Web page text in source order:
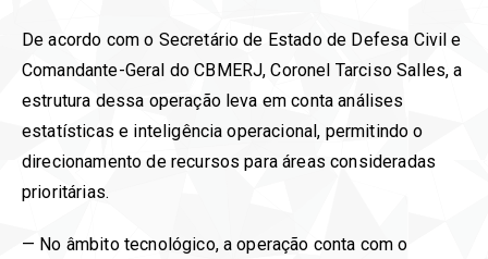
De acordo com o Secretário de Estado de Defesa Civil e
Comandante-Geral do CBMERJ, Coronel Tarciso Salles, a
estrutura dessa operação leva em conta análises
estatísticas e inteligência operacional, permitindo o
direcionamento de recursos para áreas consideradas
prioritárias.
— No âmbito tecnológico, a operação conta com o